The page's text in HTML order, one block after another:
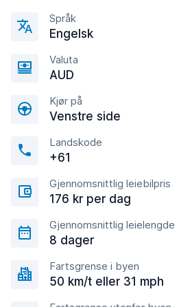
Språk
Engelsk
Valuta
AUD
Kjør på
Venstre side
Landskode
+61
Gjennomsnittlig leiebilpris
176 kr per dag
Gjennomsnittlig leielengde
8 dager
Fartsgrense i byen
50 km/t eller 31 mph